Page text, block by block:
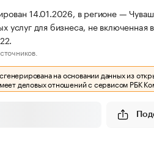
14.01.2026, в регионе —
услуг для бизнеса, не
на основании данных из
деловых отношений с сервисом РБК